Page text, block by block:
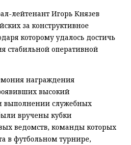
лейтенант Игорь Князев
за конструктивное
которому удалось достичь
стабильной оперативной
награждения
высокий
выполнении служебных
вручены кубки
ведомств, команды которых
в футбольном турнире,